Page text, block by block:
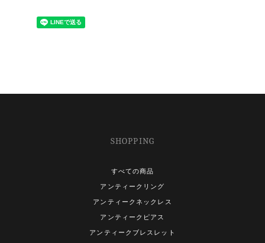
SHOPPING
すべての商品
アンティークリング
アンティークネックレス
アンティークピアス
アンティークブレスレット